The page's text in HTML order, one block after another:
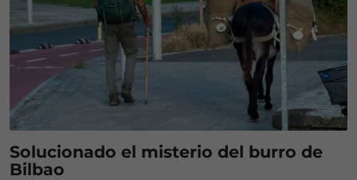
Solucionado el misterio del burro de
Bilbao